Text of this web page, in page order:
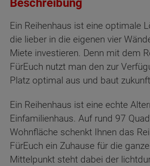
Beschreibung
Ein Reihenhaus ist eine optimale
die lieber in die eigenen vier
Miete investieren. Denn mit dem
FürEuch nutzt man den zur
Platz optimal aus und baut
Ein Reihenhaus ist eine echte
Einfamilienhaus. Auf rund 97
Wohnfläche schenkt Ihnen das
FürEuch ein Zuhause für die
Mittelpunkt steht dabei der